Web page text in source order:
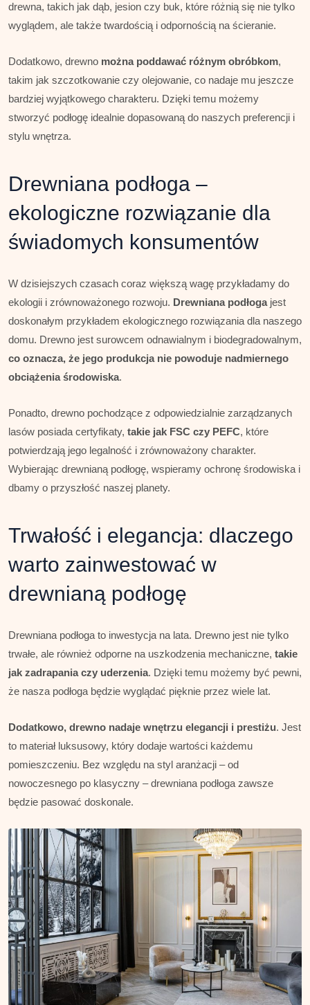
drewna, takich jak dąb, jesion czy buk, które różnią się nie tylko
wyglądem, ale także twardością i odpornością na ścieranie.
Dodatkowo, drewno można poddawać różnym obróbkom,
takim jak szczotkowanie czy olejowanie, co nadaje mu jeszcze
bardziej wyjątkowego charakteru. Dzięki temu możemy
stworzyć podłogę idealnie dopasowaną do naszych preferencji i
stylu wnętrza.
Drewniana podłoga –
ekologiczne rozwiązanie dla
świadomych konsumentów
W dzisiejszych czasach coraz większą wagę przykładamy do
ekologii i zrównoważonego rozwoju. Drewniana podłogajest
doskonałym przykładem ekologicznego rozwiązania dla naszego
domu. Drewno jest surowcem odnawialnym i biodegradowalnym,
co oznacza, że jego produkcja nie powoduje nadmiernego
obciążenia środowiska.
Ponadto, drewno pochodzące z odpowiedzialnie zarządzanych
lasów posiada certyfikaty, takie jak FSC czy PEFC, które
potwierdzają jego legalność i zrównoważony charakter.
Wybierając drewnianą podłogę, wspieramy ochronę środowiska i
dbamy o przyszłość naszej planety.
Trwałość i elegancja: dlaczego
warto zainwestować w
drewnianą podłogę
Drewniana podłoga to inwestycja na lata. Drewno jest nie tylko
trwałe, ale również odporne na uszkodzenia mechaniczne, takie
jak zadrapania czy uderzenia. Dzięki temu możemy być pewni,
że nasza podłoga będzie wyglądać pięknie przez wiele lat.
Dodatkowo, drewno nadaje wnętrzu elegancji i prestiżu. Jest
to materiał luksusowy, który dodaje wartości każdemu
pomieszczeniu. Bez względu na styl aranżacji – od
nowoczesnego po klasyczny – drewniana podłoga zawsze
będzie pasować doskonale.